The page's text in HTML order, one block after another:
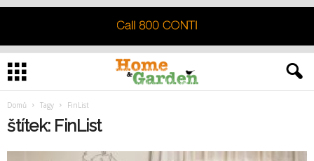
Domů Tagy FinList
štítek: FinList